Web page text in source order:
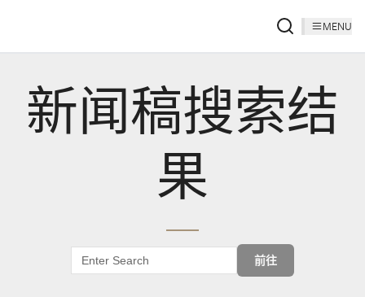
MENU
新闻稿搜索结
果
前往